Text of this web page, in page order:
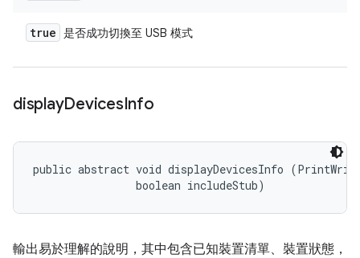
true 是否成功切換至 USB 模式
displayDevicesInfo
public abstract void displayDevicesInfo
                boolean includeStub)
輸出易於理解的說明，其中包含已知裝置清單、裝置狀態，